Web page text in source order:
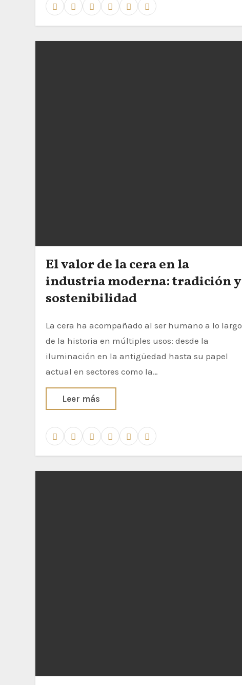
El valor de la cera en la
industria moderna: tradición y
sostenibilidad
La cera ha acompañado al ser humano a lo largo
de la historia en múltiples usos: desde la
iluminación en la antigüedad hasta su papel
actual en sectores como la…
Leer más